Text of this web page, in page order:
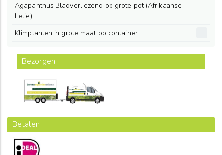
Agapanthus Bladverliezend op grote pot (Afrikaanse
Lelie)
Klimplanten in grote maat op container
Bezorgen
Betalen